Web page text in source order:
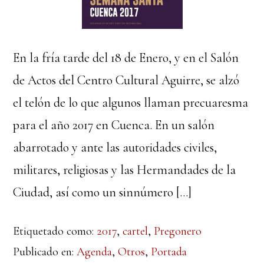
En la fría tarde del 18 de Enero, y en el Salón
de Actos del Centro Cultural Aguirre, se alzó
el telón de lo que algunos llaman precuaresma
para el año 2017 en Cuenca. En un salón
abarrotado y ante las autoridades civiles,
militares, religiosas y las Hermandades de la
Ciudad, así como un sinnúmero […]
Etiquetado como: 2017,cartel, Pregonero
Publicado en:Agenda,Otros, Portada